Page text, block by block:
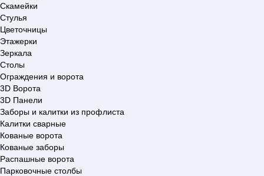
Скамейки
Стулья
Цветочницы
Этажерки
Зеркала
Столы
Ограждения и ворота
3D Ворота
3D Панели
Заборы и калитки из профлиста
Калитки сварные
Кованые ворота
Кованые заборы
Распашные ворота
Парковочные столбы